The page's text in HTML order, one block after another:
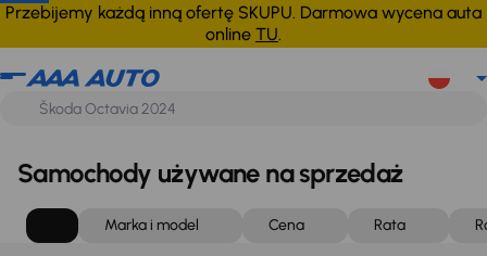
Przebijemy każdą inną ofertę SKUPU. Darmowa wycena auta
online TU.
Samochody używane na sprzedaż
Marka i model Cena Rata